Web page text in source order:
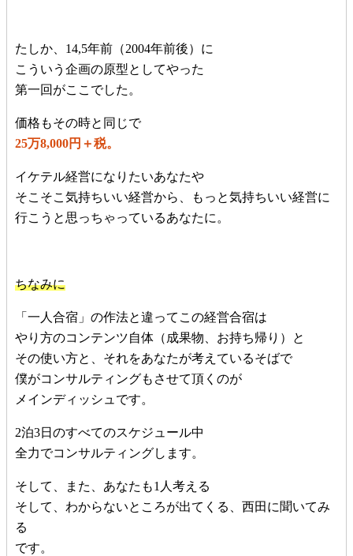
たしか、14,5年前（2004年前後）に
こういう企画の原型としてやった
第一回がここでした。
価格もその時と同じで
25万8,000円＋税。
イケテル経営になりたいあなたや
そこそこ気持ちいい経営から、もっと気持ちいい経営に
行こうと思っちゃっているあなたに。
ちなみに
「一人合宿」の作法と違ってこの経営合宿は
やり方のコンテンツ自体（成果物、お持ち帰り）と
その使い方と、それをあなたが考えているそばで
僕がコンサルティングもさせて頂くのが
メインディッシュです。
2泊3日のすべてのスケジュール中
全力でコンサルティングします。
そして、また、あなたも1人考える
そして、わからないところが出てくる、西田に聞いてみ
る
です。